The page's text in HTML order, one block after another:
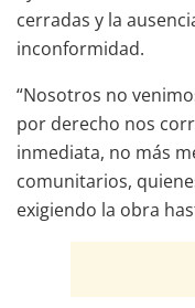
cerradas y la
inconformidad.
“Nosotros no
por derecho nos
inmediata, no más
comunitarios,
exigiendo la obra